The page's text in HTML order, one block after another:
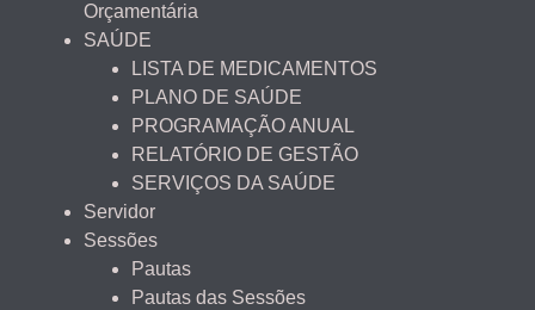
Orçamentária
SAÚDE
LISTA DE MEDICAMENTOS
PLANO DE SAÚDE
PROGRAMAÇÃO ANUAL
RELATÓRIO DE GESTÃO
SERVIÇOS DA SAÚDE
Servidor
Sessões
Pautas
Pautas das Sessões